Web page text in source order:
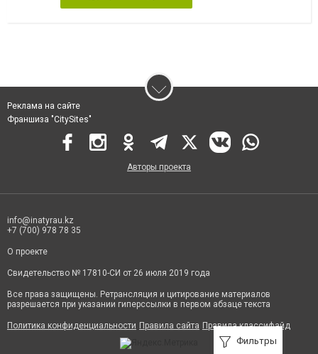
Фильтры
Реклама на сайте
Франшиза "CitySites"
Авторы проекта
info@inatyrau.kz
+7 (700) 978 78 35
О проекте
Свидетельство № 17810-СИ от 26 июля 2019 года
Все права защищены. Ретрансляция и цитирование материалов
разрешается при указании гиперссылки в первом абзаце текста
Политика конфиденциальности Правила сайта Правила классифайд